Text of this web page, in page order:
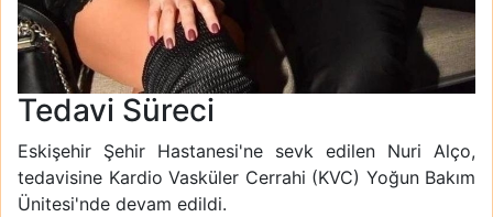
Tedavi Süreci
Eskişehir Şehir Hastanesi'ne sevk edilen Nuri Alço,
tedavisine Kardio Vasküler Cerrahi (KVC) Yoğun Bakım
Ünitesi'nde devam edildi.